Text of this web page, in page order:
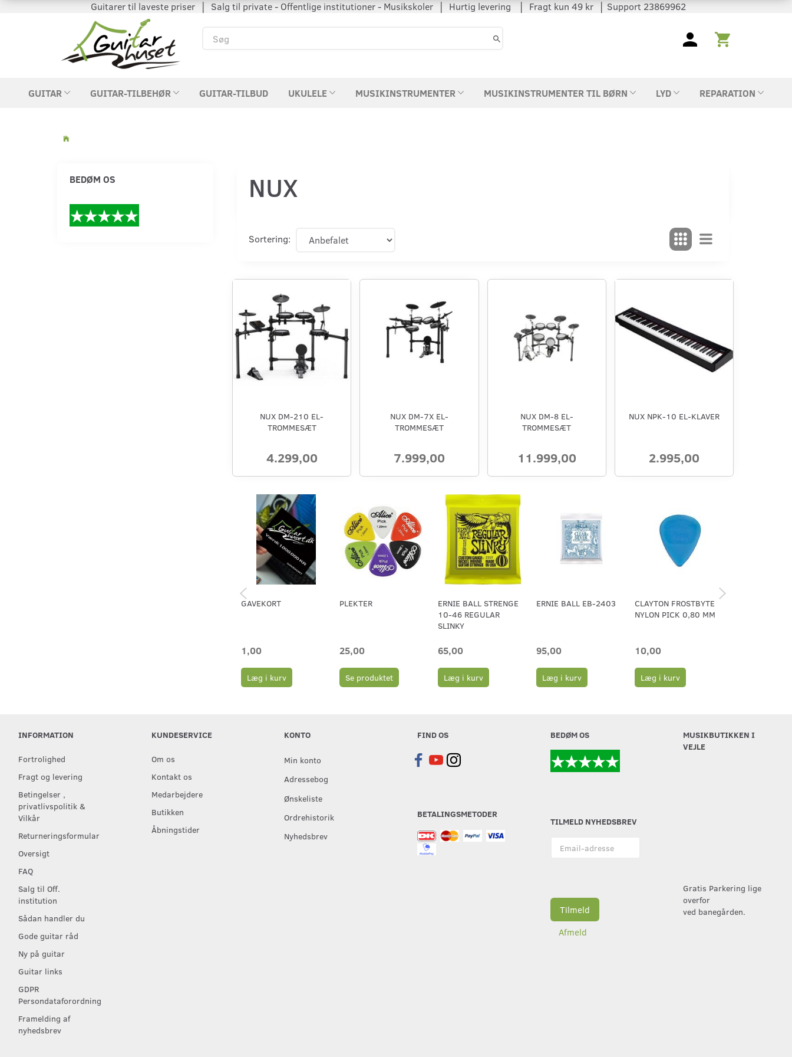
Guitarer til laveste priser │ Salg til private - Offentlige institutioner - Musikskoler │ Hurtig levering │ Fragt kun 49 kr │ Support 23869962
GUITAR GUITAR-TILBEHØR GUITAR-TILBUD UKULELE MUSIKINSTRUMENTER MUSIKINSTRUMENTER TIL BØRN LYD REPARATION
BEDØM OS NUX
Sortering:
NUX DM-210 EL-
TROMMESÆT
4.299,00
NUX DM-7X EL-
TROMMESÆT
7.999,00
NUX DM-8 EL-
TROMMESÆT
11.999,00
NUX NPK-10 EL-KLAVER
2.995,00
GAVEKORT
1,00
Læg i kurv
PLEKTER
25,00
Se produktet
ERNIE BALL STRENGE
10-46 REGULAR
SLINKY
65,00
Læg i kurv
ERNIE BALL EB-2403
95,00
Læg i kurv
CLAYTON FROSTBYTE
NYLON PICK 0,80 MM
10,00
Læg i kurv
INFORMATION
Fortrolighed
Fragt og levering
Betingelser ,
privatlivspolitik &
Vilkår
Returneringsformular
Oversigt
FAQ
Salg til Off.
institution
Sådan handler du
Gode guitar råd
Ny på guitar
Guitar links
GDPR
Persondataforordning
Framelding af
nyhedsbrev
KUNDESERVICE
Om os
Kontakt os
Medarbejdere
Butikken
Åbningstider
KONTO
Min konto
Adressebog
Ønskeliste
Ordrehistorik
Nyhedsbrev
FIND OS
BETALINGSMETODER
BEDØM OS
TILMELD NYHEDSBREV
adresse
Tilmeld
Afmeld
MUSIKBUTIKKEN I
VEJLE
Gratis Parkering lige
overfor
ved banegården.